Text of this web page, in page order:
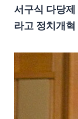
서구식 다당제
라고 정치개